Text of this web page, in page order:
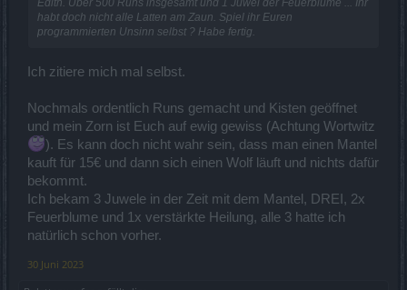
Edith. Über 500 Runs insgesamt und 1 Juwel der Feuerblume ... Ihr
habt doch nicht alle Latten am Zaun. Spiel ihr Euren
programmierten Unsinn selbst ? Habe fertig.
Ich zitiere mich mal selbst.
Nochmals ordentlich Runs gemacht und Kisten geöffnet
und mein Zorn ist Euch auf ewig gewiss (Achtung Wortwitz
). Es kann doch nicht wahr sein, dass man einen Mantel
kauft für 15€ und dann sich einen Wolf läuft und nichts dafür
bekommt.
Ich bekam 3 Juwele in der Zeit mit dem Mantel, DREI, 2x
Feuerblume und 1x verstärkte Heilung, alle 3 hatte ich
natürlich schon vorher.
30 Juni 2023